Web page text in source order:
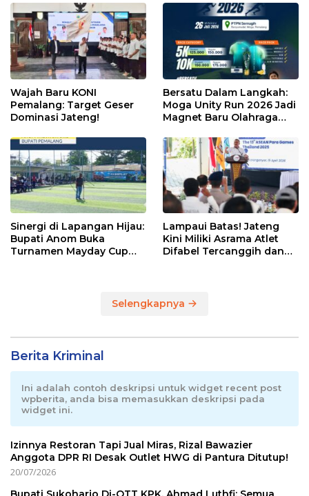
Wajah Baru KONI
Pemalang: Target Geser
Dominasi Jateng!
Bersatu Dalam Langkah:
Moga Unity Run 2026 Jadi
Magnet Baru Olahraga
Sinergi di Lapangan Hijau:
Bupati Anom Buka
Turnamen Mayday Cup
Lampaui Batas! Jateng
Kini Miliki Asrama Atlet
Difabel Tercanggih dan
Selengkapnya
Berita Kriminal
Ini adalah contoh deskripsi untuk widget recent post
wpberita, anda bisa memasukkan deskripsi pada
widget ini.
Izinnya Restoran Tapi Jual Miras, Rizal Bawazier
Anggota DPR RI Desak Outlet HWG di Pantura Ditutup!
20/07/2026